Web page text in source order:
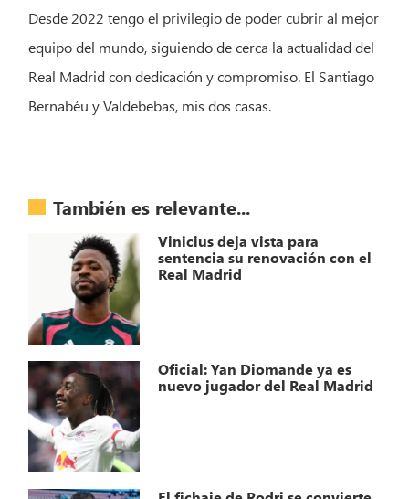
Desde 2022 tengo el privilegio de poder cubrir al mejor
equipo del mundo, siguiendo de cerca la actualidad del
Real Madrid con dedicación y compromiso. El Santiago
Bernabéu y Valdebebas, mis dos casas.
También es relevante...
Vinicius deja vista para
sentencia su renovación con el
Real Madrid
Oficial: Yan Diomande ya es
nuevo jugador del Real Madrid